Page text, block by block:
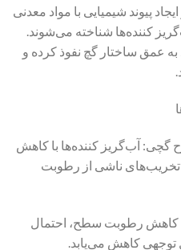
پیوند شیمیایی با مواد معدنی
کننده‌ها شناخته می‌شوند.
عمق ساختار گچ نفوذ کرده و
آب‌گریز کننده‌ها با کاهش
تخریب‌های ناشی از رطوبت
کاهش رطوبت سطح، احتمال
توجهی کاهش می‌یابد.